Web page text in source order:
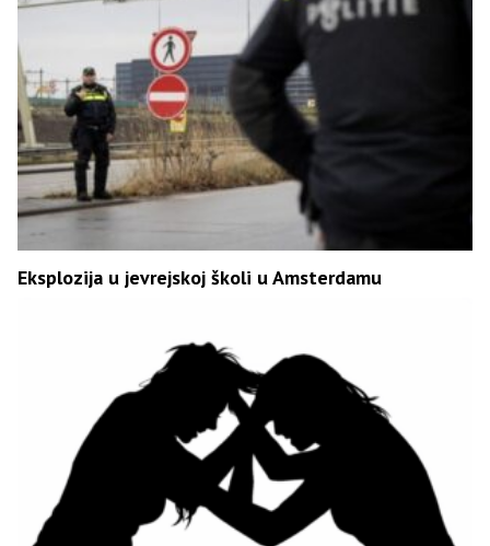
Eksplozija u jevrejskoj školi u Amsterdamu